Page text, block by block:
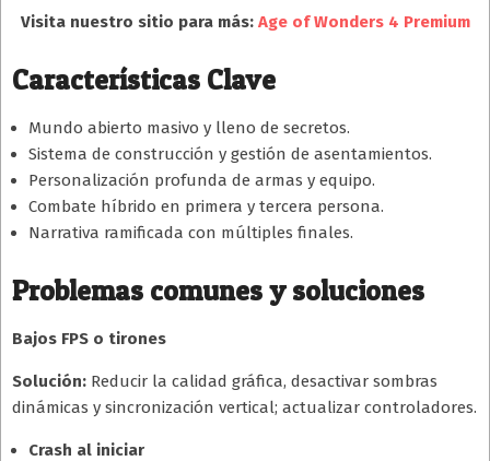
Visita nuestro sitio para más: Age of Wonders 4 Premium
Características Clave
Mundo abierto masivo y lleno de secretos.
Sistema de construcción y gestión de asentamientos.
Personalización profunda de armas y equipo.
Combate híbrido en primera y tercera persona.
Narrativa ramificada con múltiples finales.
Problemas comunes y soluciones
Bajos FPS o tirones
Solución: Reducir la calidad gráfica, desactivar sombras
dinámicas y sincronización vertical; actualizar controladores.
Crash al iniciar